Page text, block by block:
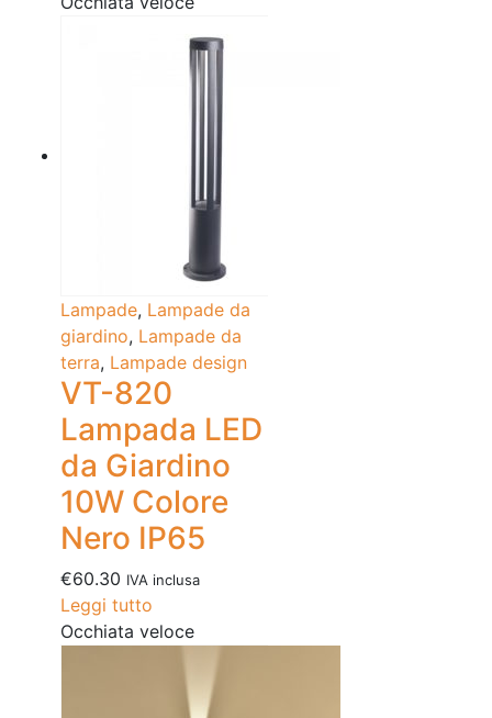
Lampade, Lampade da
giardino, Lampade da
terra, Lampade design
VT-820
Lampada LED
da Giardino
10W Colore
Nero IP65
€60.30 IVA inclusa
Leggi tutto
Occhiata veloce